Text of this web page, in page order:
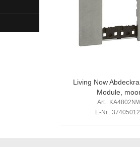
Living Now
Module,
Art.:
E-Nr.: